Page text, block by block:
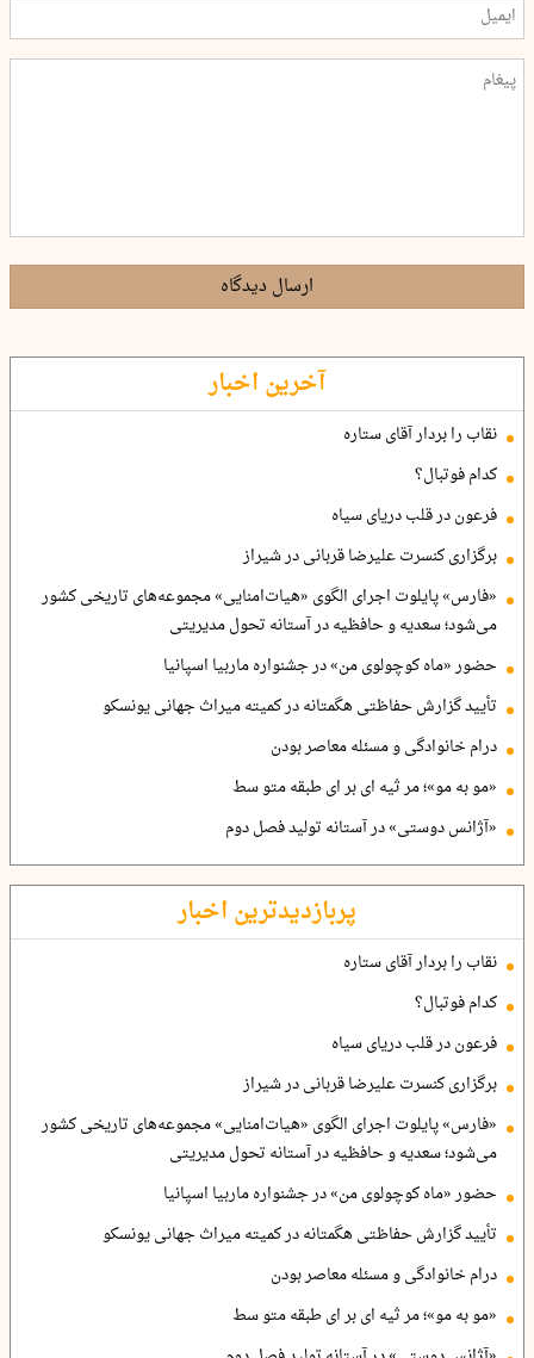
ارسال دیدگاه
آخرین اخبار
نقاب را بردار آقای ستاره
کدام فوتبال؟
فرعون در قلب دریای سیاه
برگزاری کنسرت علیرضا قربانی در شیراز
«فارس» پایلوت اجرای الگوی «هیات‌امنایی» مجموعه‌های تاریخی کشور
می‌شود؛ سعدیه و حافظیه در آستانه تحول مدیریتی
حضور «ماه کوچولوی من» در جشنواره ماربیا اسپانیا
تأیید گزارش حفاظتی هگمتانه در کمیته میراث جهانی یونسکو
درام خانوادگی و مسئله معاصر بودن
«مو به مو»؛ مر ثیه ای بر ای طبقه متو سط
«آژانس دوستی» در آستانه تولید فصل دوم
پربازدیدترین اخبار
نقاب را بردار آقای ستاره
کدام فوتبال؟
فرعون در قلب دریای سیاه
برگزاری کنسرت علیرضا قربانی در شیراز
«فارس» پایلوت اجرای الگوی «هیات‌امنایی» مجموعه‌های تاریخی کشور
می‌شود؛ سعدیه و حافظیه در آستانه تحول مدیریتی
حضور «ماه کوچولوی من» در جشنواره ماربیا اسپانیا
تأیید گزارش حفاظتی هگمتانه در کمیته میراث جهانی یونسکو
درام خانوادگی و مسئله معاصر بودن
«مو به مو»؛ مر ثیه ای بر ای طبقه متو سط